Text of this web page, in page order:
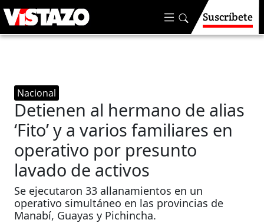
Suscríbete
Nacional
Detienen al hermano de alias
‘Fito’ y a varios familiares en
operativo por presunto
lavado de activos
Se ejecutaron 33 allanamientos en un
operativo simultáneo en las provincias de
Manabí, Guayas y Pichincha.